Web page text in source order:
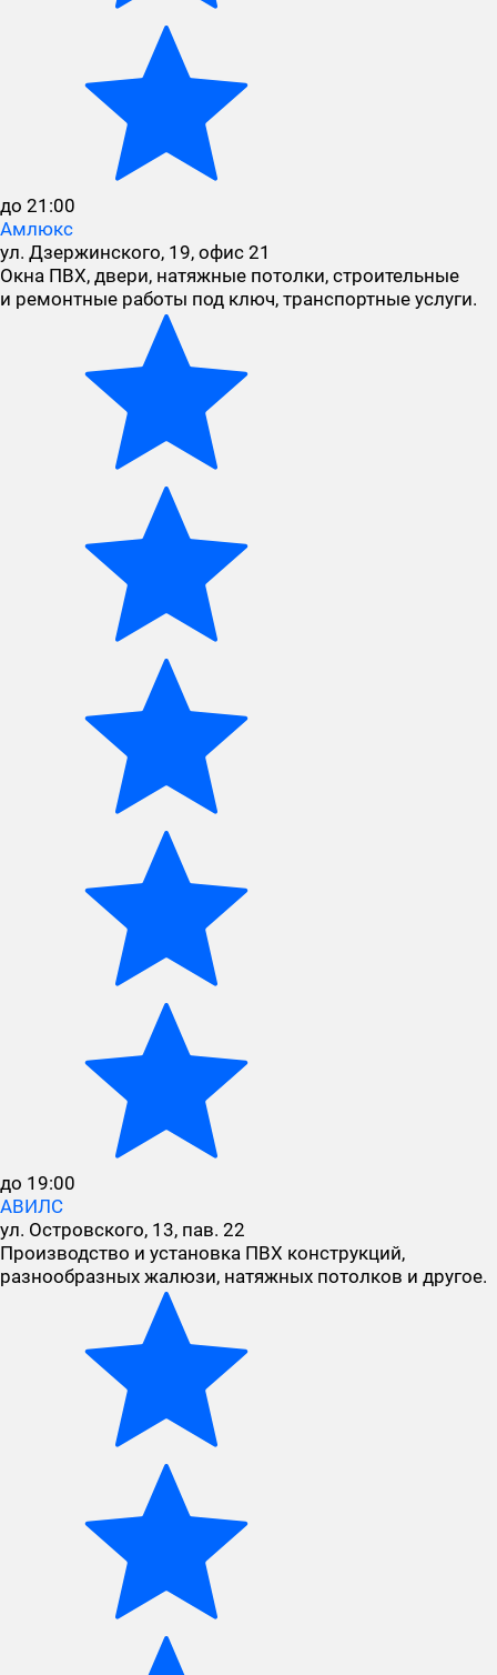
до 21:00
Амлюкс
ул. Дзержинского, 19, офис 21
Окна ПВХ, двери, натяжные потолки, строительные
и ремонтные работы под ключ, транспортные услуги.
до 19:00
АВИЛС
ул. Островского, 13, пав. 22
Производство и установка ПВХ конструкций,
разнообразных жалюзи, натяжных потолков и другое.